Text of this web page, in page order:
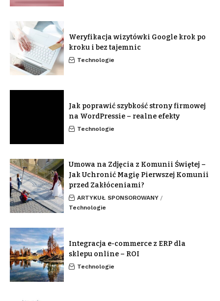
Weryfikacja wizytówki Google krok po
kroku i bez tajemnic
Technologie
Jak poprawić szybkość strony firmowej
na WordPressie – realne efekty
Technologie
Umowa na Zdjęcia z Komunii Świętej –
Jak Uchronić Magię Pierwszej Komunii
przed Zakłóceniami?
ARTYKUŁ SPONSOROWANY
Technologie
Integracja e-commerce z ERP dla
sklepu online – ROI
Technologie